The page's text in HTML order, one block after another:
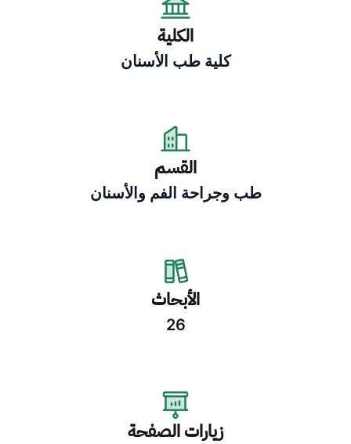
الكلية
كلية طب الأسنان
القسم
طب وجراحة الفم والأسنان
الأبحاث
26
زيارات الصفحة